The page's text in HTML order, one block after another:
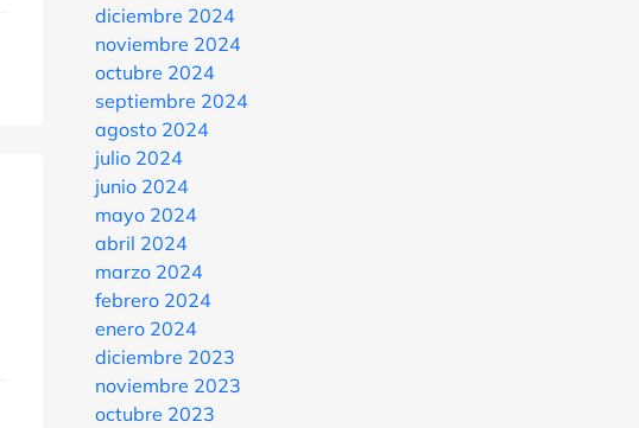
diciembre 2024
noviembre 2024
octubre 2024
septiembre 2024
agosto 2024
julio 2024
junio 2024
mayo 2024
abril 2024
marzo 2024
febrero 2024
enero 2024
diciembre 2023
noviembre 2023
octubre 2023